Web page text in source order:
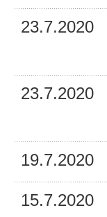
23.7.2020
23.7.2020
19.7.2020
15.7.2020